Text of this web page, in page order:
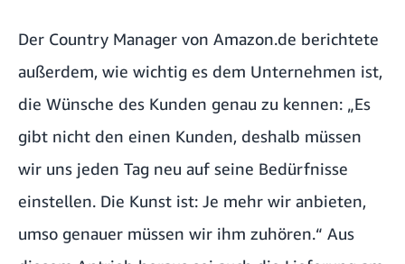
Der Country Manager von Amazon.de berichtete
außerdem, wie wichtig es dem Unternehmen ist,
die Wünsche des Kunden genau zu kennen: „Es
gibt nicht den einen Kunden, deshalb müssen
wir uns jeden Tag neu auf seine Bedürfnisse
einstellen. Die Kunst ist: Je mehr wir anbieten,
umso genauer müssen wir ihm zuhören.“ Aus